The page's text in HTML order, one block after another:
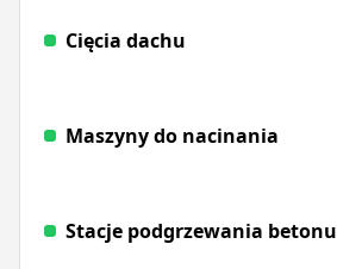
Cięcia dachu
Maszyny do nacinania
Stacje podgrzewania betonu